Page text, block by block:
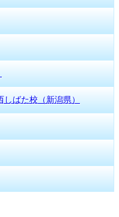
ばた校（新潟県）